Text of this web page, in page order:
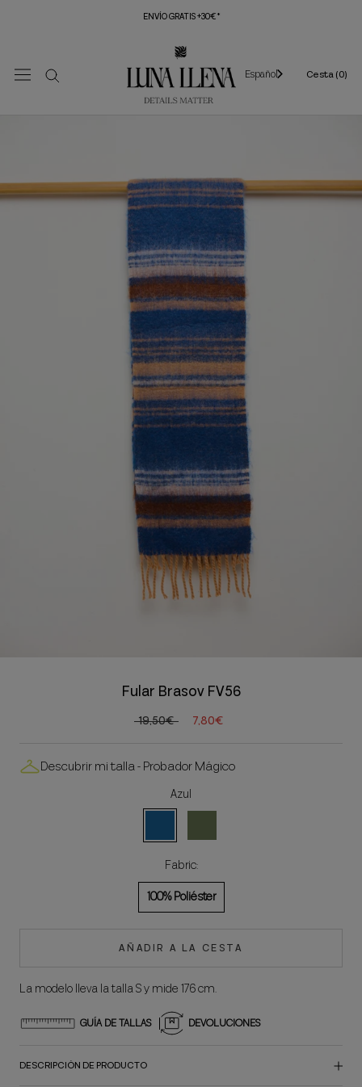
ENVÍO GRATIS +30€*
Español Cesta (0)
Fular Brasov FV56
19,50€ 7,80€
Descubrir mi talla - Probador Mágico
Azul
Fabric:
100% Poliéster
AÑADIR A LA CESTA
La modelo lleva la talla S y mide 176 cm.
GUÍA DE TALLAS DEVOLUCIONES
DESCRIPCIÓN DE PRODUCTO